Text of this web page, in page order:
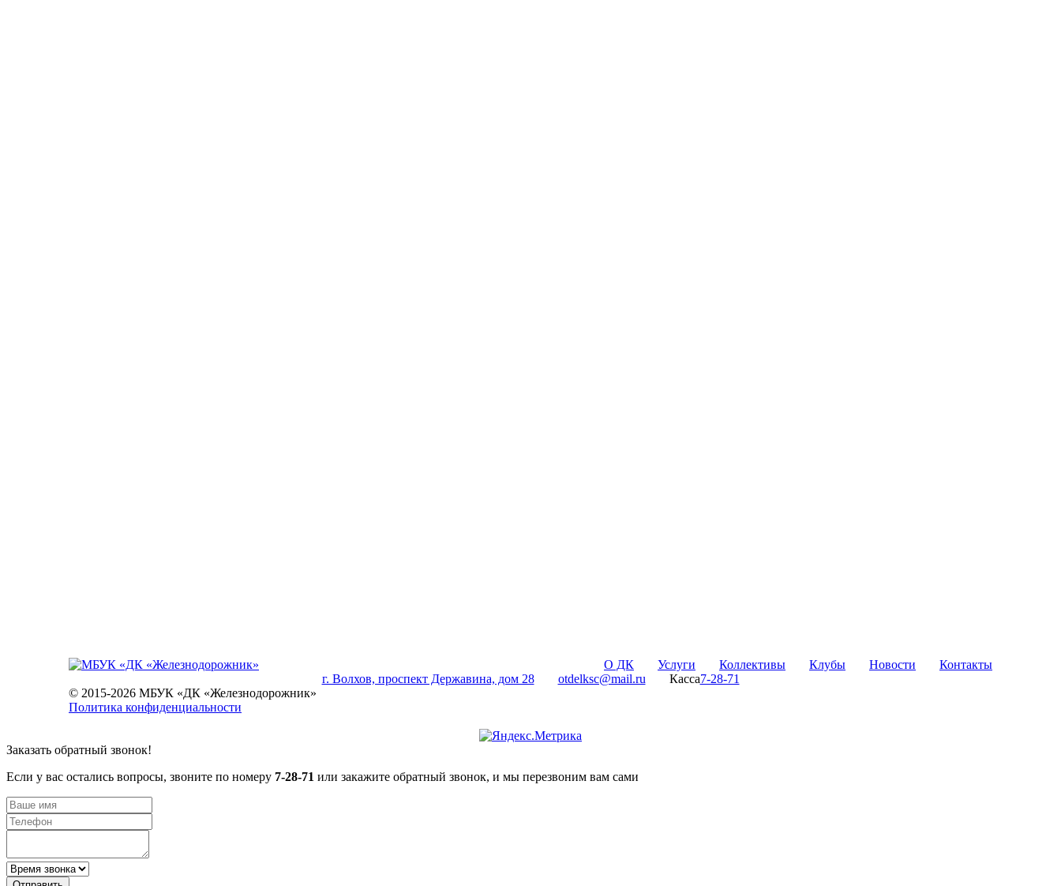
О ДК Услуги Коллективы Клубы Новости
Контакты
г. Волхов, проспект Державина, дом 28
otdelksc@mail.ru Касса7-28-71
© 2015-2026 МБУК «ДК «Железнодорожник»
Политика конфиденциальности
Заказать обратный звонок!
Если у вас остались вопросы, звоните по номеру 7-28-71 или закажите обратный звонок, и мы перезвоним вам сами